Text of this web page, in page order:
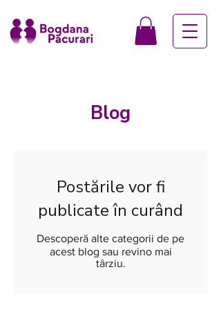
Blog
Postările vor fi
publicate în curând
Descoperă alte categorii de pe
acest blog sau revino mai
târziu.